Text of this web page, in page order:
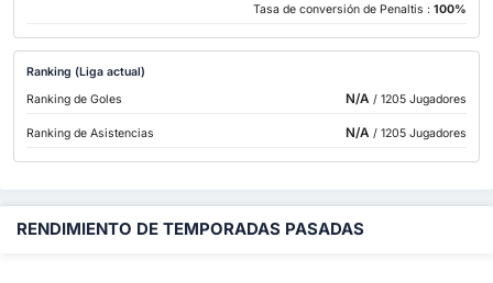
Tasa de conversión de Penaltis : 100%
Ranking (Liga actual)
Ranking de Goles
N/A / 1205 Jugadores
Ranking de Asistencias N/A / 1205 Jugadores
RENDIMIENTO DE TEMPORADAS PASADAS